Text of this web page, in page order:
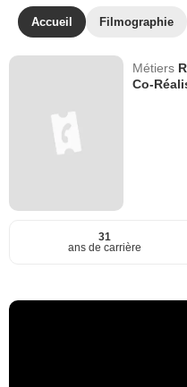
Accueil Filmographie
Métiers
Co-
31
ans de carrière